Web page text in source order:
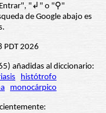
"Entrar", "↲" o "⚲"
de Google abajo es
PDT 2026
añadidas al diccionario:
histótrofo
monocárpico